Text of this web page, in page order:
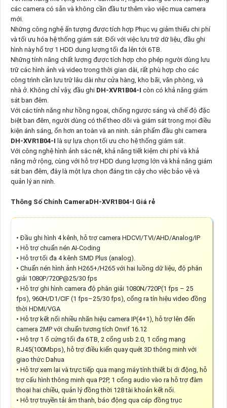
các camera có sẵn và không cần đầu tư thêm vào việc mua camera
mới.
Những công nghệ ấn tượng được tích hợp Phục vụ giảm thiểu chi phí
và tối ưu hóa hệ thống giám sát. Đối với việc lưu trữ dữ liệu, đầu ghi
hình này hổ trợ 1 HDD dung lượng tối đa lên tới 6TB.
Những tính năng chất lượng được tích hợp cho phép người dùng lưu
trữ các hình ảnh và video trong thời gian dài, rất phù hợp cho các
công trình cần lưu trữ lâu dài như cửa hàng, kho bãi, văn phòng, và
nhà ở. Không chỉ vậy, đầu ghi DH-XVR1B04-I còn có khả năng giám
sát ban đêm.
Với các tính năng như hồng ngoại, chống ngược sáng và chế độ đặc
biệt ban đêm, người dùng có thể theo dõi và giám sát trong mọi điều
kiện ánh sáng, ổn hơn an toàn và an ninh. sản phẩm đầu ghi camera
DH-XVR1B04-I là sự lựa chọn tối ưu cho hệ thống giám sát.
Với công nghệ hình ảnh sắc nét, khả năng tiết kiệm chi phí và khả
năng mở rộng, cùng với hỗ trợ HDD dung lượng lớn và khả năng giám
sát ban đêm, đây là một lựa chọn đáng tin cậy cho việc bảo vệ và
quản lý an ninh.
Thông Số Chính CameraDH-XVR1B04-I Giá rẻ
• Đầu ghi hình 4 kênh, hỗ trợ camera HDCVI/TVI/AHD/Analog/IP
• Hỗ trợ chuẩn nén AI-Coding
• Hỗ trợ tối đa 4 kênh SMD Plus (analog).
• Chuẩn nén hình ảnh H265+/H265 với hai luồng dữ liệu, độ phân
giải 1080P/720P@25/30 fps
• Hỗ trợ ghi hình camera độ phân giải 1080N/720P(1 fps – 25
fps), 960H/D1/CIF (1 fps–25/30 fps), cổng ra tín hiệu video đồng
thời HDMI/VGA
• Hỗ trợ kết nối nhiều nhãn hiệu camera IP(4+1), hỗ trợ lên đến
camera 2MP với chuẩn tương tích Onvif 16.12
• Hỗ trợ 1 ổ cứng tối đa 6TB, 2 cổng usb 2.0, 1 cổng mạng
RJ45(100Mbps), hỗ trợ điều kiển quay quét 3D thông minh với
giao thức Dahua
• Hỗ trợ xem lại và trực tiếp qua mạng máy tính thiết bị di động, hỗ
trợ cấu hình thông minh qua P2P, 1 cổng audio vào ra hỗ trợ đàm
thoại hai chiều, quản lý đồng thời 128 tài khoản kết nối.
• Hỗ trợ truyền tải âm thanh, báo động qua cáp đồng trục